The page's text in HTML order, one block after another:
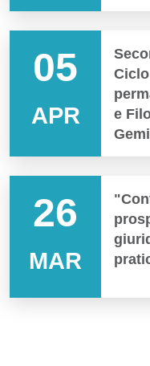
05
APR
e
26
MAR